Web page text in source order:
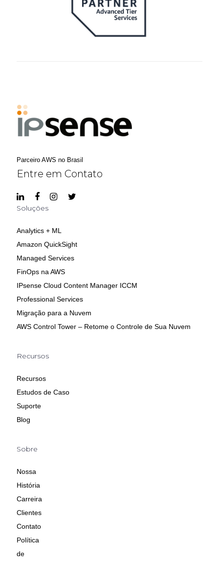
Parceiro AWS no Brasil
Entre em Contato
Soluções
Analytics + ML
Amazon QuickSight
Managed Services
FinOps na AWS
IPsense Cloud Content Manager ICCM
Professional Services
Migração para a Nuvem
AWS Control Tower – Retome o Controle de Sua Nuvem
Recursos
Recursos
Estudos de Caso
Suporte
Blog
Sobre
Nossa
História
Carreira
Clientes
Contato
Política
de